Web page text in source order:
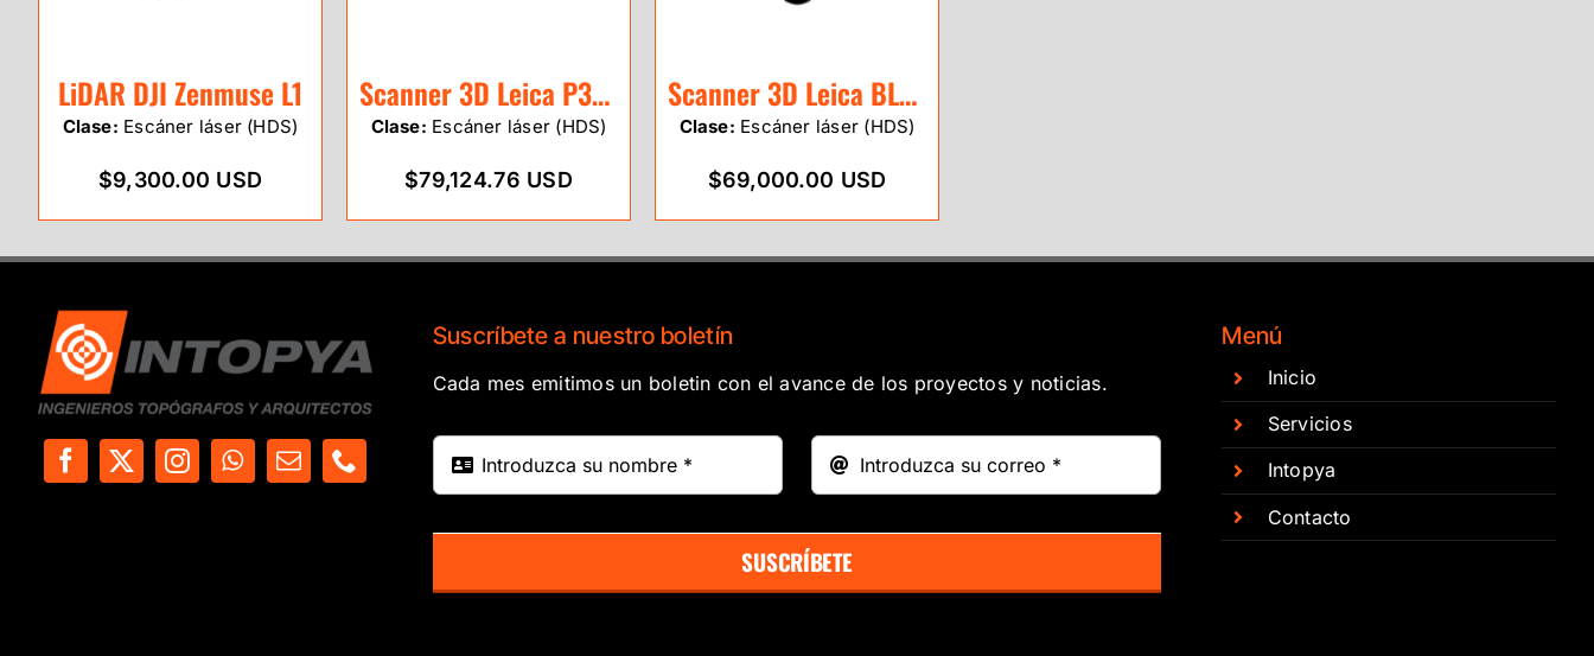
LiDAR DJI Zenmuse L1
Clase: Escáner láser (HDS)
$9,300.00 USD
Scanner 3D Leica P30 / P40
Clase: Escáner láser (HDS)
$79,124.76 USD
Scanner 3D Leica BLK2GO
Clase: Escáner láser (HDS)
$69,000.00 USD
Suscríbete a nuestro boletín
Cada mes emitimos un boletin con el avance de los proyectos y noticias.
SUSCRÍBETE
Menú
Inicio
Servicios
Intopya
Contacto